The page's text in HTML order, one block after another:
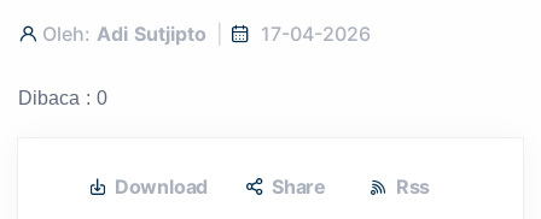
Oleh: Adi Sutjipto 17-04-2026
Dibaca : 0
Download Share Rss